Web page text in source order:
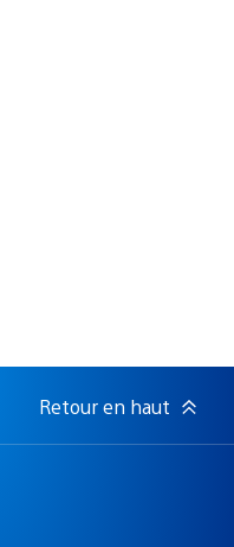
Retour en haut